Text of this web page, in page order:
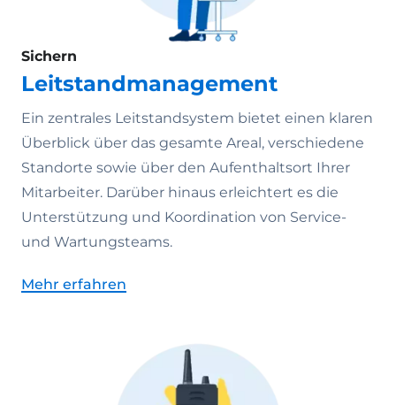
Sichern
Leitstandmanagement
Ein zentrales Leitstandsystem bietet einen klaren
Überblick über das gesamte Areal, verschiedene
Standorte sowie über den Aufenthaltsort Ihrer
Mitarbeiter. Darüber hinaus erleichtert es die
Unterstützung und Koordination von Service-
und Wartungsteams.
Mehr erfahren